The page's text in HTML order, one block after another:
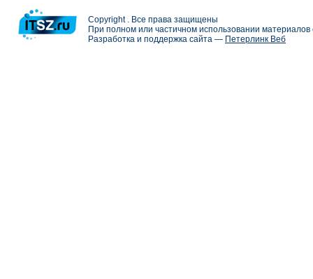
Copyright . Все права защищены
При полном или частичном использовании
Разработка и поддержка сайта — Петерлинк Веб